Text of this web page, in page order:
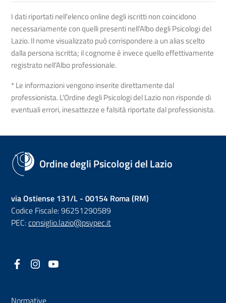
I dati riportati nell'elenco online degli iscritti non coincidono
necessariamente con quelli presenti nell’Albo degli Psicologi del
Lazio. Il nome visualizzato può corrispondere a un alias scelto
dalla persona iscritta; il cognome è invece quello effettivamente
registrato nell’Albo professionale.
* Le informazioni vengono inserite direttamente dal
professionista. L'Ordine degli Psicologi del Lazio non risponde di
eventuali errori, inesattezze e falsità riportate dal professionista.
Ordine degli Psicologi del Lazio
via Ostiense 131/L - 00154 Roma (RM)
Codice Fiscale: 96251290589
PEC:consiglio.lazio@psypec.it
Facebook
(nuova scheda - new tab)
Instagram
(nuova scheda - new tab)
Normative